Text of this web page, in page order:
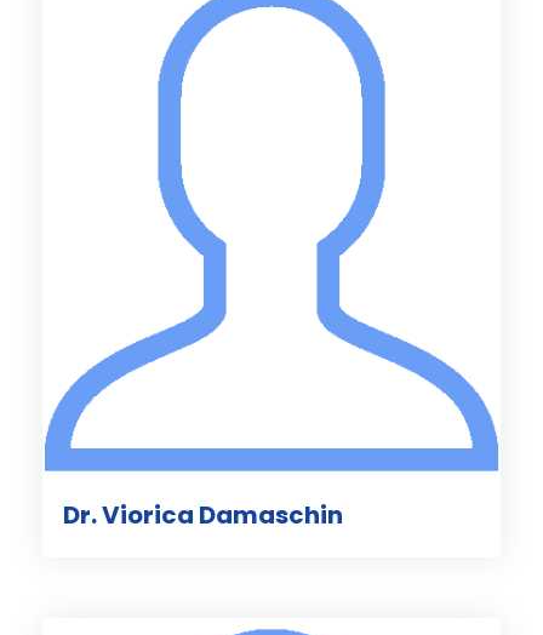
Dr. Viorica Damaschin